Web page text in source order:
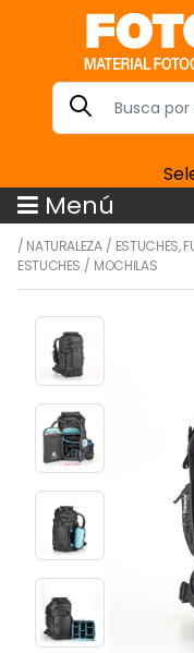
Menú
/ NATURALEZA/ ESTUCHES,
ESTUCHES / MOCHILAS